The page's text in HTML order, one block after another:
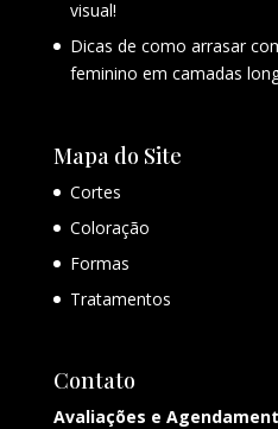
visual!
Dicas de como arrasar
feminino em camadas
Mapa do Site
Cortes
Coloração
Formas
Tratamentos
Contato
Avaliações e